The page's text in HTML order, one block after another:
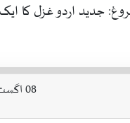
جدید اردو غزل کا
08 اگست 1960 ۔ 06 اپریل 2019